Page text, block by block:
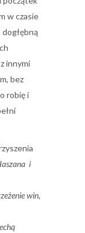
w czasie
innymi
bez
robię i
i
win,